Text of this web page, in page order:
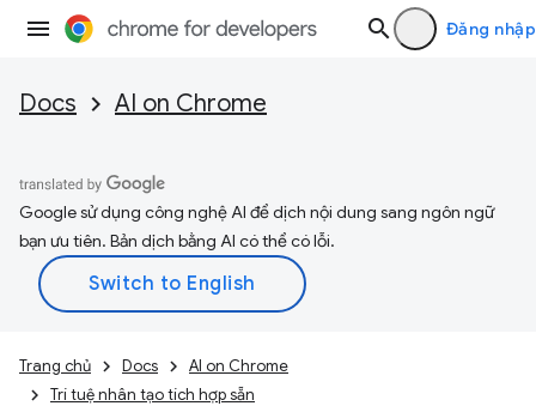
Đăng nhập
Docs AI on Chrome
Google sử dụng công nghệ AI để dịch nội dung sang ngôn ngữ
bạn ưu tiên. Bản dịch bằng AI có thể có lỗi.
Trang chủ Docs
AI on Chrome
Trí tuệ nhân tạo tích hợp sẵn